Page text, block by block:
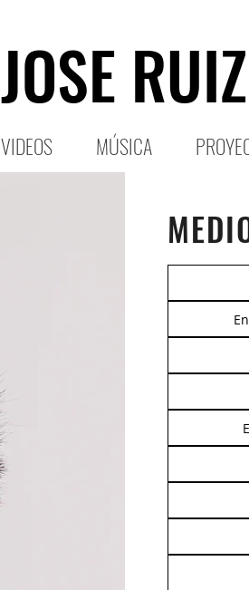
JOSE RUIZ
VIDEOS MÚSICA